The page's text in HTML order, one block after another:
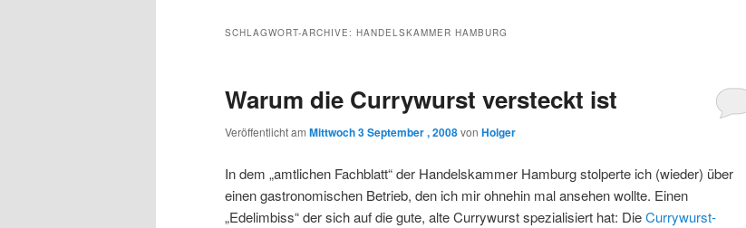
wechseln
SCHLAGWORT-ARCHIVE: HANDELSKAMMER HAMBURG
Warum die Currywurst versteckt ist
Veröffentlicht am Mittwoch 3 September , 2008von Holger
In dem „amtlichen Fachblatt“ der Handelskammer Hamburg stolperte ich (wieder) über
einen gastronomischen Betrieb, den ich mir ohnehin mal ansehen wollte. Einen
„Edelimbiss“ der sich auf die gute, alte Currywurst spezialisiert hat: DieCurrywurst-